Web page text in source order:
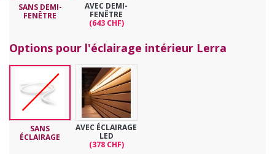
SANS DEMI-
FENÊTRE
AVEC DEMI-
FENÊTRE
(643 CHF)
Options pour l'éclairage intérieur Lerra
SANS
ÉCLAIRAGE
AVEC ÉCLAIRAGE
LED
(378 CHF)